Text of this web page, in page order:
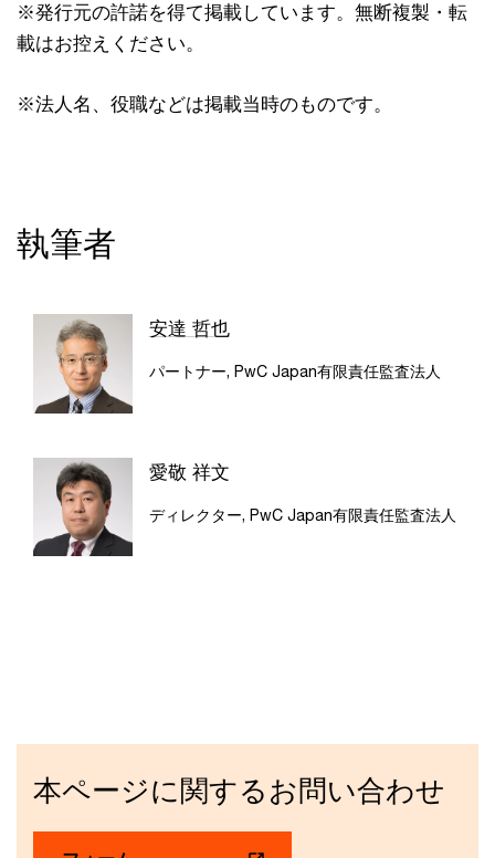
※発行元の許諾を得て掲載しています。無断複製・転
載はお控えください。
※法人名、役職などは掲載当時のものです。
執筆者
安達 哲也
パートナー, PwC Japan有限責任監査法人
愛敬 祥文
ディレクター, PwC Japan有限責任監査法人
本ページに関するお問い合わせ